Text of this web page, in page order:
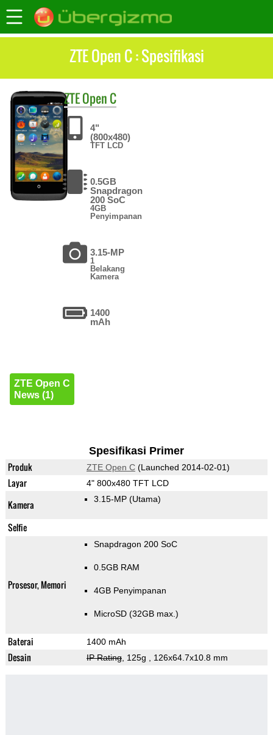
ZTE Open C : Spesifikasi
ZTEOpen C
4"
(800x480)
TFT LCD
0.5GB
Snapdragon
200 SoC
4GB
Penyimpanan
3.15-MP
1
Belakang
Kamera
1400
mAh
ZTE Open C
News (1)
Spesifikasi Primer
Produk ZTE Open C(Launched 2014-02-01)
Layar 4" 800x480 TFT LCD
Kamera 3.15-MP (Utama)
Selfie
Prosesor, Memori
Snapdragon 200 SoC
0.5GB RAM
4GB Penyimpanan
MicroSD (32GB max.)
Baterai 1400 mAh
Desain IP Rating, 125g , 126x64.7x10.8 mm